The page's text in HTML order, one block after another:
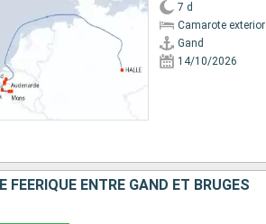
7 d
Camarote exterior
Gand
14/10/2026
FÉÉRIQUE ENTRE GAND ET BRUGES